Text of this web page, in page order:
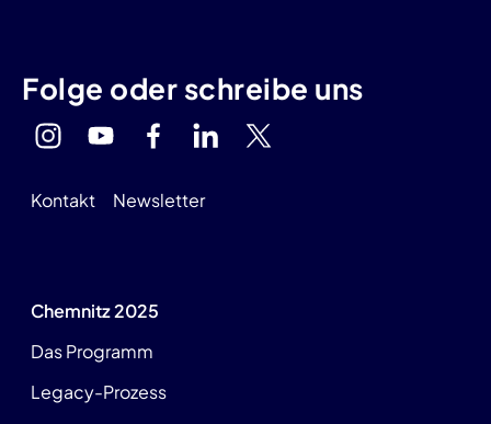
Folge oder schreibe uns
Kontakt Newsletter
Chemnitz 2025
Das Programm
Legacy-Prozess